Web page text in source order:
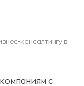
консалтингу в
с